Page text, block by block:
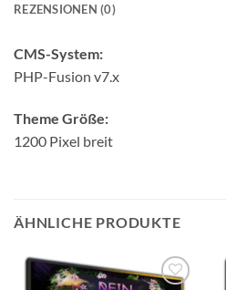
REZENSIONEN (0)
CMS-System:
PHP-Fusion v7.x
Theme Größe:
1200 Pixel breit
ÄHNLICHE PRODUKTE